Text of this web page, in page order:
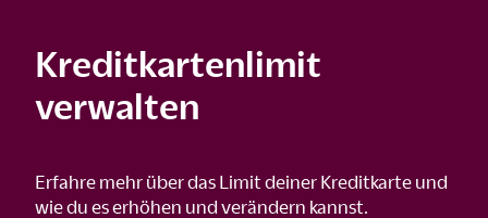
Kreditkartenlimit
verwalten
Erfahre mehr über das Limit deiner Kreditkarte und
wie du es erhöhen und verändern kannst.